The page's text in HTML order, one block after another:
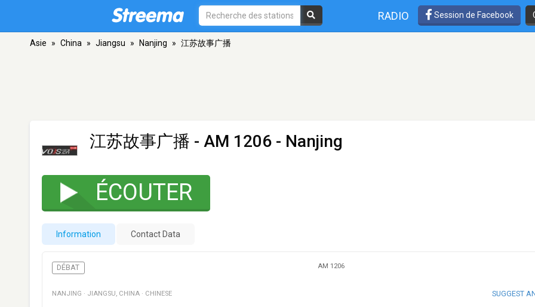
RADIO Session de Facebook
Asie » China » Jiangsu » Nanjing » 江苏故事广播
江苏故事广播 - AM 1206 - Nanjing
ÉCOUTER
Information Contact Data
DÉBAT AM 1206
NANJING · JIANGSU CHINA · CHINESE SUGGEST